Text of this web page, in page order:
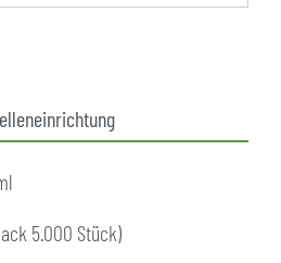
5.000 Stück)